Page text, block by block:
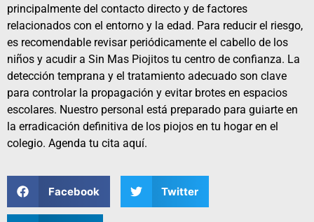
principalmente del contacto directo y de factores
relacionados con el entorno y la edad. Para reducir el riesgo,
es recomendable revisar periódicamente el cabello de los
niños y acudir a Sin Mas Piojitos tu centro de confianza. La
detección temprana y el tratamiento adecuado son clave
para controlar la propagación y evitar brotes en espacios
escolares. Nuestro personal está preparado para guiarte en
la erradicación definitiva de los piojos en tu hogar en el
colegio. Agenda tu cita aquí.
Facebook Twitter